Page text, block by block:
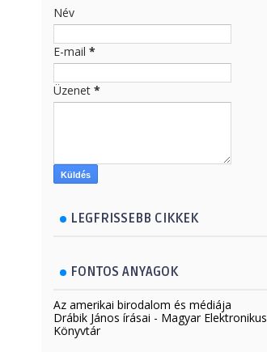
Név
E-mail *
Üzenet *
LEGFRISSEBB CIKKEK
FONTOS ANYAGOK
Az amerikai birodalom és médiája
Drábik János írásai - Magyar Elektronikus
Könyvtár